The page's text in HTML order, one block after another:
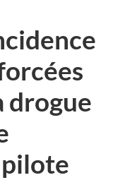
drogue